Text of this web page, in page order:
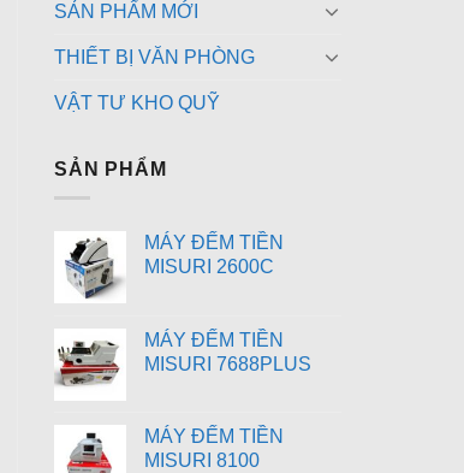
SẢN PHẨM MỚI
THIẾT BỊ VĂN PHÒNG
VẬT TƯ KHO QUỸ
SẢN PHẨM
MÁY ĐẾM TIỀN
MISURI 2600C
MÁY ĐẾM TIỀN
MISURI 7688PLUS
MÁY ĐẾM TIỀN
MISURI 8100